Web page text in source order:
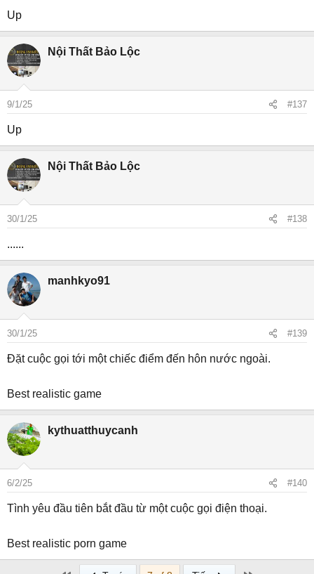
Up
Nội Thất Bảo Lộc
9/1/25 #137
Up
Nội Thất Bảo Lộc
30/1/25 #138
......
manhkyo91
30/1/25 #139
Đặt cuộc gọi tới một chiếc điểm đến hôn nước ngoài.
Best realistic game
kythuatthuycanh
6/2/25 #140
Tình yêu đầu tiên bắt đầu từ một cuộc gọi điện thoại.
Best realistic porn game